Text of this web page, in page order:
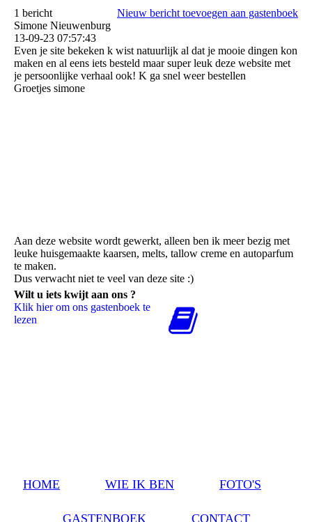
1 bericht
Nieuw bericht toevoegen aan gastenboek
Simone Nieuwenburg
13-09-23 07:57:43
Even je site bekeken k wist natuurlijk al dat je mooie dingen kon
maken en al eens iets besteld maar super leuk deze website met
je persoonlijke verhaal ook! K ga snel weer bestellen
Groetjes simone
Aan deze website wordt gewerkt, alleen ben ik meer bezig met
leuke huisgemaakte kaarsen, melts, tallow creme en autoparfum
te maken.
Dus verwacht niet te veel van deze site :)
Wilt u iets kwijt aan ons ?
Klik hier om ons gastenboek te
lezen
HOME WIE IK BEN FOTO'S
GASTENBOEK CONTACT